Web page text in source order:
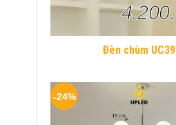
Đèn chùm UC39
-24%